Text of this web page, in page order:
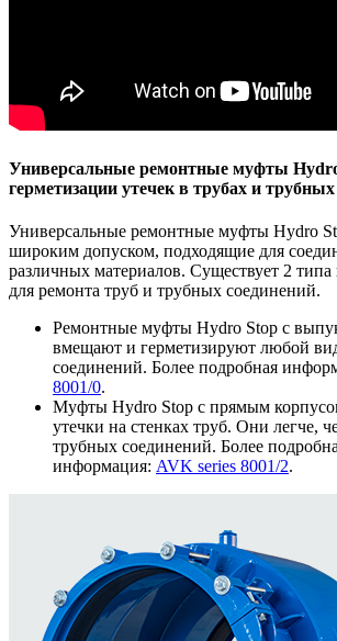
Универсальные ремонтные муфты
герметизации утечек в трубах и
Универсальные ремонтные муфты Hydro
широким допуском, подходящие для
различных материалов. Существует 2
для ремонта труб и трубных соединений.
Ремонтные муфты Hydro Stop с
вмещают и герметизируют любой
соединений. Более подробная
8001/0.
Муфты Hydro Stop с прямым
утечки на стенках труб. Они легче,
трубных соединений. Более
информация: AVK series 8001/2.